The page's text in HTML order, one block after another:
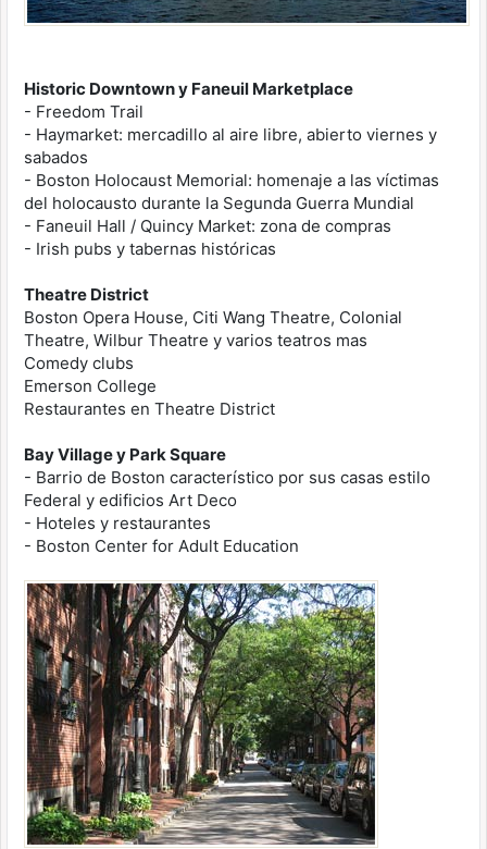
Historic Downtown y Faneuil Marketplace
- Freedom Trail
- Haymarket: mercadillo al aire libre, abierto viernes y
sabados
- Boston Holocaust Memorial: homenaje a las víctimas
del holocausto durante la Segunda Guerra Mundial
- Faneuil Hall / Quincy Market: zona de compras
- Irish pubs y tabernas históricas
Theatre District
Boston Opera House, Citi Wang Theatre, Colonial
Theatre, Wilbur Theatre y varios teatros mas
Comedy clubs
Emerson College
Restaurantes en Theatre District
Bay Village y Park Square
- Barrio de Boston característico por sus casas estilo
Federal y edificios Art Deco
- Hoteles y restaurantes
- Boston Center for Adult Education